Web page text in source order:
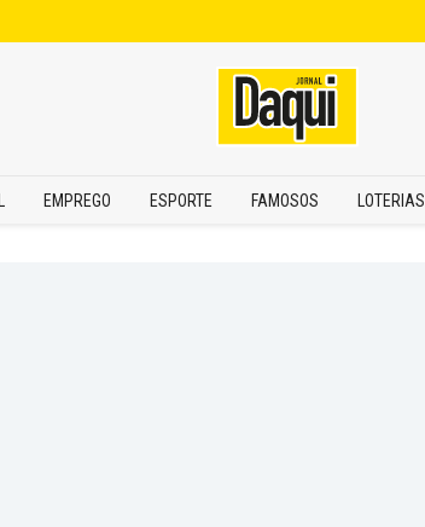
EMPREGO ESPORTE FAMOSOS LOTERIAS